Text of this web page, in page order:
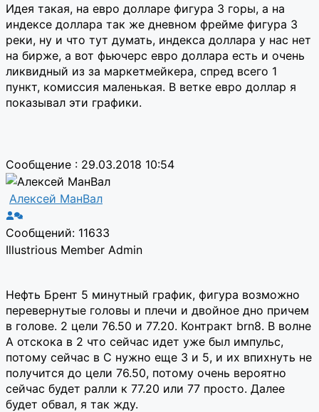
Идея такая, на евро долларе фигура 3 горы, а на
индексе доллара так же дневном фрейме фигура 3
реки, ну и что тут думать, индекса доллара у нас нет
на бирже, а вот фьючерс евро доллара есть и очень
ликвидный из за маркетмейкера, спред всего 1
пункт, комиссия маленькая. В ветке евро доллар я
показывал эти графики.
Сообщение : 29.03.2018 10:54
Алексей МанВал
Сообщений: 11633
Illustrious Member Admin
Нефть Брент 5 минутный график, фигура возможно
перевернутые головы и плечи и двойное дно причем
в голове. 2 цели 76.50 и 77.20. Контракт brn8. В волне
А отскока в 2 что сейчас идет уже был импульс,
потому сейчас в С нужно еще 3 и 5, и их впихнуть не
получится до цели 76.50, потому очень вероятно
сейчас будет ралли к 77.20 или 77 просто. Далее
будет обвал, я так жду.